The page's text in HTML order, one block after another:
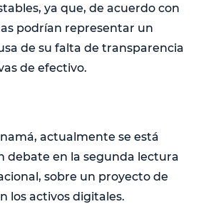
ya que, de acuerdo con
podrían representar un
de su falta de transparencia
de efectivo.
actualmente se está
debate en la segunda lectura
sobre un proyecto de
los activos digitales.